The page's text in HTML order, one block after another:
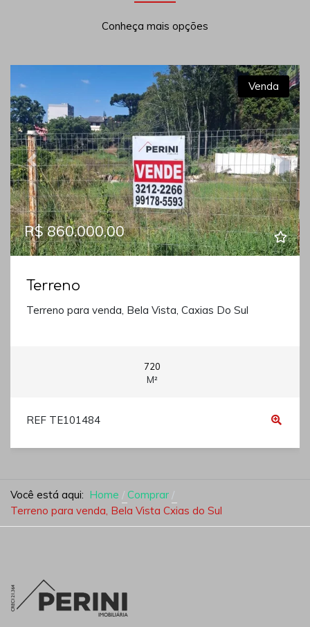
Conheça mais opções
Previous Next
Venda
R$ 860.000,00
Terreno
Terreno para venda, Bela Vista, Caxias Do Sul
720
M²
REF TE101484
Você está aqui: Home
Comprar
Terreno para venda, Bela Vista Cxias do Sul